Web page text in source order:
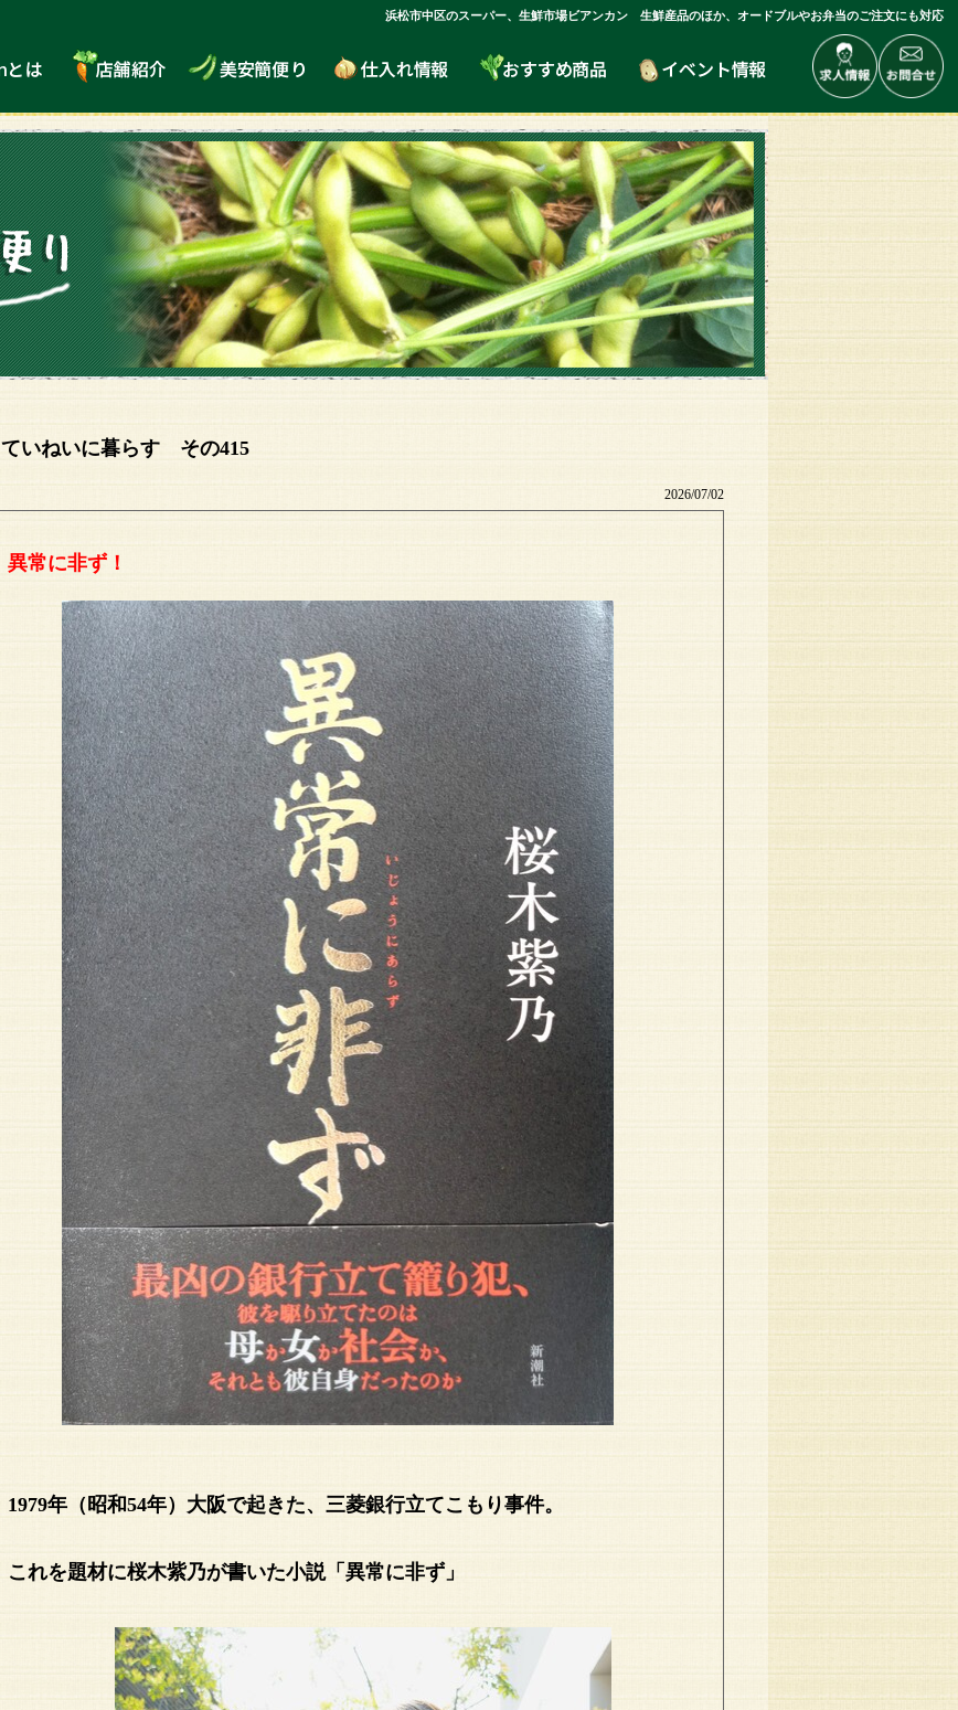
浜松市中区のスーパー、生鮮市場ビアンカン 生鮮産品のほか、オードブルやお弁当のご注文にも対応
ていねいに暮らす その415
2026/07/02
異常に非ず！
1979年（昭和54年）大阪で起きた、三菱銀行立てこもり事件。
これを題材に桜木紫乃が書いた小説「異常に非ず」